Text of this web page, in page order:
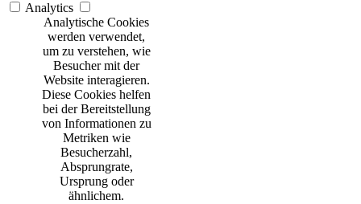
Analytics
Analytische Cookies
werden verwendet,
um zu verstehen, wie
Besucher mit der
Website interagieren.
Diese Cookies helfen
bei der Bereitstellung
von Informationen zu
Metriken wie
Besucherzahl,
Absprungrate,
Ursprung oder
ähnlichem.